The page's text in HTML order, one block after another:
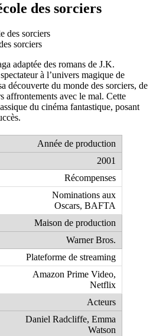
des sorciers
sorciers
adaptée des romans de J.K.
à l’univers magique de
découverte du monde des sorciers, de
affrontements avec le mal. Cette
du cinéma fantastique, posant
Année de production
2001
Récompenses
Nominations aux
Oscars, BAFTA
Maison de production
Warner Bros.
Plateforme de streaming
Amazon Prime Video,
Netflix
Acteurs
Daniel Radcliffe, Emma
Watson